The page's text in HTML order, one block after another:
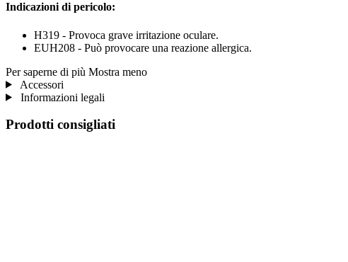
Indicazioni di pericolo:
H319 - Provoca grave irritazione oculare.
EUH208 - Può provocare una reazione allergica.
Per saperne di più Mostra meno
Accessori
Informazioni legali
Prodotti consigliati